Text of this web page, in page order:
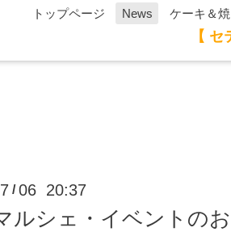
トップページ News ケーキ＆
【
/06 20:37
ルシェ・イベントの